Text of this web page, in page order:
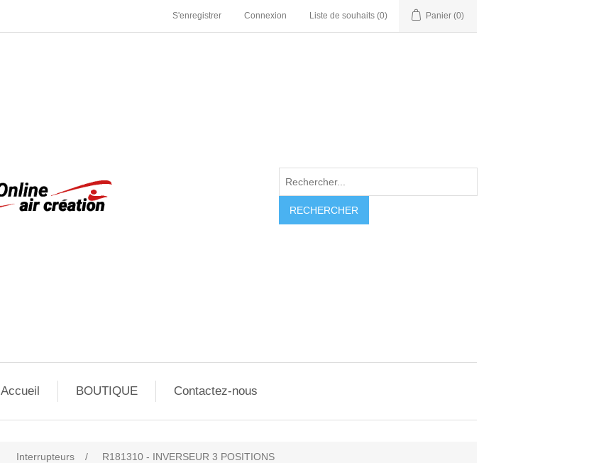
S'enregistrer Connexion Liste de souhaits (0) Panier (0)
RECHERCHER
Accueil BOUTIQUE Contactez-nous
Interrupteurs / R181310 - INVERSEUR 3 POSITIONS